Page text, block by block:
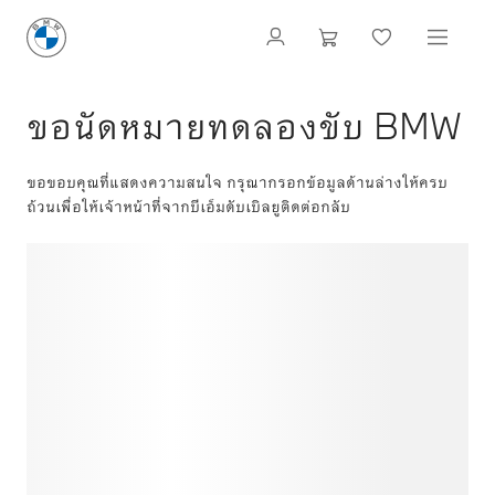
ขอนัดหมายทดลองขับ BMW
ขอขอบคุณที่แสดงความสนใจ กรุณากรอกข้อมูลด้านล่างให้ครบ
ถ้วนเพื่อให้เจ้าหน้าที่จากบีเอ็มดับเบิลยูติดต่อกลับ